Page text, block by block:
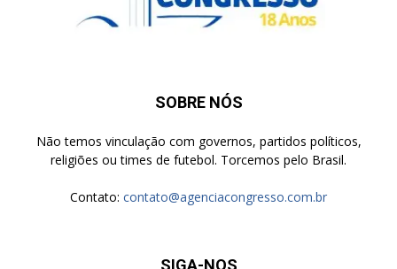
SOBRE NÓS
Não temos vinculação com governos, partidos políticos,
religiões ou times de futebol. Torcemos pelo Brasil.
Contato: contato@agenciacongresso.com.br
SIGA-NOS